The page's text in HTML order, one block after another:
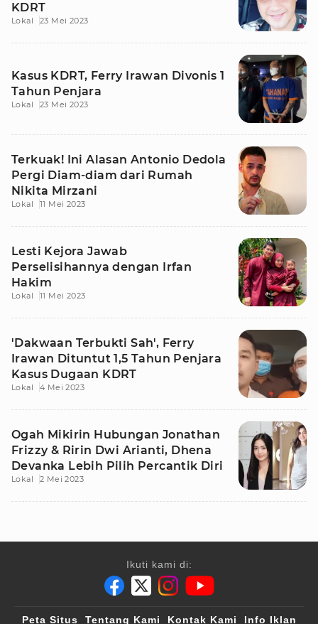
KDRT
Lokal 23 Mei 2023
Kasus KDRT, Ferry Irawan Divonis 1
Tahun Penjara
Lokal 23 Mei 2023
Terkuak! Ini Alasan Antonio Dedola
Pergi Diam-diam dari Rumah
Nikita Mirzani
Lokal 11 Mei 2023
Lesti Kejora Jawab
Perselisihannya dengan Irfan
Hakim
Lokal 11 Mei 2023
'Dakwaan Terbukti Sah', Ferry
Irawan Dituntut 1,5 Tahun Penjara
Kasus Dugaan KDRT
Lokal 4 Mei 2023
Ogah Mikirin Hubungan Jonathan
Frizzy & Ririn Dwi Arianti, Dhena
Devanka Lebih Pilih Percantik Diri
Lokal 2 Mei 2023
Ikuti kami di:
Peta Situs Tentang Kami Kontak Kami Info Iklan